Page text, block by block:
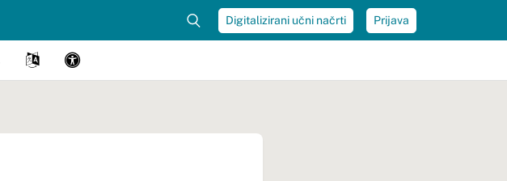
Digitalizirani učni načrti Prijava